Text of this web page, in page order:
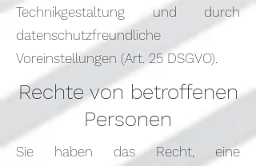
Technikgestaltung und durch
datenschutzfreundliche
Voreinstellungen (Art. 25 DSGVO).
Rechte von betroffenen
Personen
Sie haben das Recht, eine